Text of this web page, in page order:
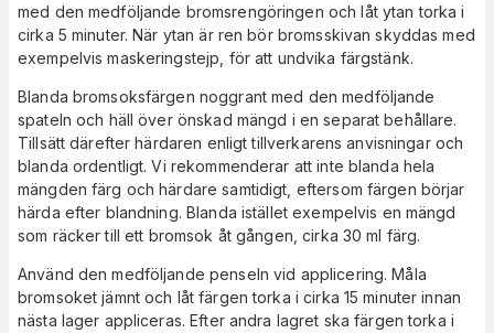
med den medföljande bromsrengöringen och låt ytan torka i
cirka 5 minuter. När ytan är ren bör bromsskivan skyddas med
exempelvis maskeringstejp, för att undvika färgstänk.
Blanda bromsoksfärgen noggrant med den medföljande
spateln och häll över önskad mängd i en separat behållare.
Tillsätt därefter härdaren enligt tillverkarens anvisningar och
blanda ordentligt. Vi rekommenderar att inte blanda hela
mängden färg och härdare samtidigt, eftersom färgen börjar
härda efter blandning. Blanda istället exempelvis en mängd
som räcker till ett bromsok åt gången, cirka 30 ml färg.
Använd den medföljande penseln vid applicering. Måla
bromsoket jämnt och låt färgen torka i cirka 15 minuter innan
nästa lager appliceras. Efter andra lagret ska färgen torka i